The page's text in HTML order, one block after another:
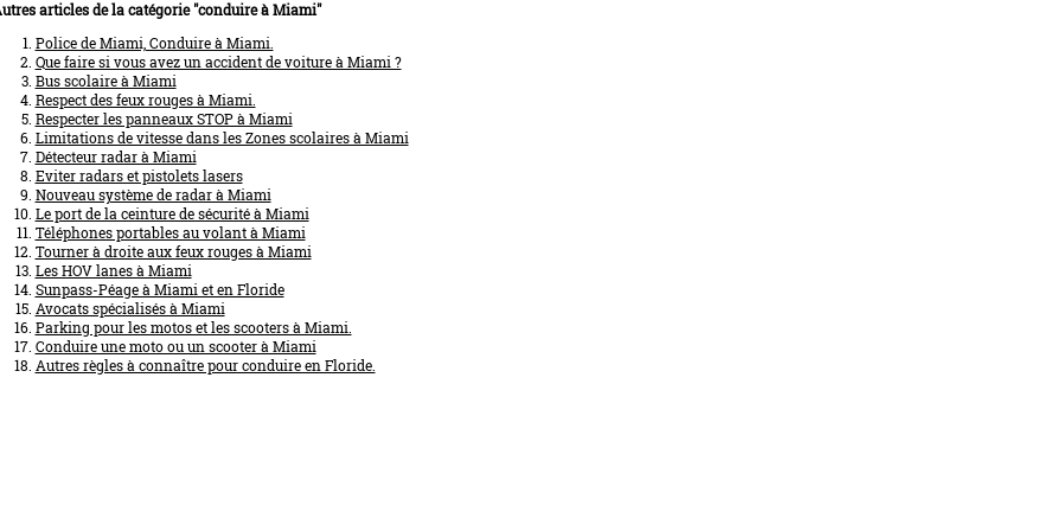
articles de la catégorie "conduire à Miami"
Police de Miami, Conduire à Miami.
Que faire si vous avez un accident de voiture à Miami ?
Bus scolaire à Miami
Respect des feux rouges à Miami.
Respecter les panneaux STOP à Miami
Limitations de vitesse dans les Zones scolaires à Miami
Détecteur radar à Miami
Eviter radars et pistolets lasers
Nouveau système de radar à Miami
Le port de la ceinture de sécurité à Miami
Téléphones portables au volant à Miami
Tourner à droite aux feux rouges à Miami
Les HOV lanes à Miami
Sunpass-Péage à Miami et en Floride
Avocats spécialisés à Miami
Parking pour les motos et les scooters à Miami.
Conduire une moto ou un scooter à Miami
Autres règles à connaître pour conduire en Floride.